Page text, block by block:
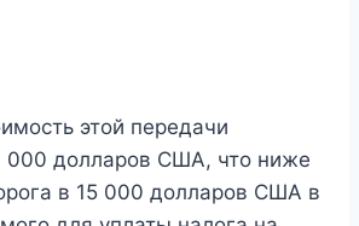
этой передачи
000 долларов США, что ниже
в 15 000 долларов США в